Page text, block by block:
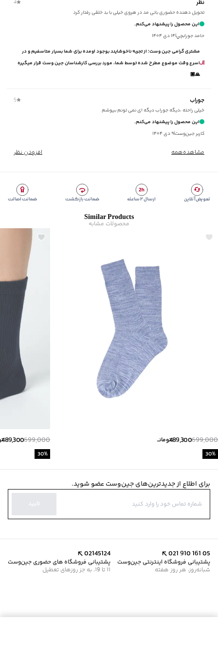
نظر 4
تحویل دهنده حضوری بانی مد در هروی خیلی با بد خلقی رفتار کرد
این محصول را پیشنهاد می‌کنم.
حامد جورابچي|۱۴ دی ۱۴۰۴
مشتری گرامی جین وست؛ از تجربه ناخوشایند بوجود اومده برای شما بسیار متاسفیم و در
اسرع وقت موضوع مطرح شده توسط شما، مورد بررسی کارشناسان جین وست قرار میگیره
🙏🏼
جوراب 5
خیلی راحته ،دیگه جوراب دیگه ای نمی تونم بپوشم
این محصول را پیشنهاد می‌کنم.
کاربر جین‌وست|۹ دی ۱۴۰۴
مشاهده‌همه افزودن نظر
تعویض آنلاین ارسال ۲ ساعته ضمانت بازگشت ضمانت اصالت
Similar Products
محصولات مشابه
699,000
489,300تومانــ
30%
699,000
489,300
30%
برای اطلاع از جدیدترین‌های جین‌وست عضو شوید.
تایید
021 910 161 05
پشتیبانی فروشگاه اینترنتی جین‌وست
شبانه‌روز، هر روز هفته
02145124
پشتیبانی فروشگاه های حضوری جین‌وست
11 تا 19، به جز روزهای تعطیل